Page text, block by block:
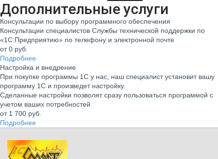
Дополнительные услуги
Консультации по выбору программного обеспечения
Консультации специалистов Службы технической поддержки по
«1С:Предприятию» по телефону и электронной почте
от 0 руб.
Подробнее
Настройка и внедрение
При покупке программы 1С у нас, наш специалист установит вашу
программу 1С и произведет настройку.
Сделанные настройки позволят сразу пользоваться программой с
учетом ваших потребностей
от 1 700 руб.
Подробнее